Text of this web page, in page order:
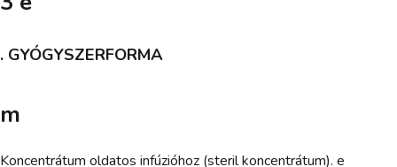
. GYÓGYSZERFORMA
m
Koncentrátum oldatos infúzióhoz (steril koncentrátum). e